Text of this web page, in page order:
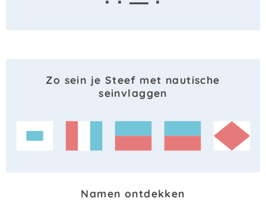
Zo sein je Steef met nautische
seinvlaggen
Namen ontdekken